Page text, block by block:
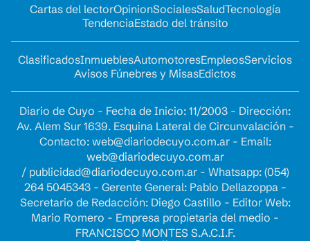
Cartas del lectorOpinionSocialesSaludTecnología
TendenciaEstado del tránsito
ClasificadosInmueblesAutomotoresEmpleosServicios
Avisos Fúnebres y MisasEdictos
Diario de Cuyo - Fecha de Inicio: 11/2003 - Dirección:
Av. Alem Sur 1639. Esquina Lateral de Circunvalación -
Contacto: web@diariodecuyo.com.ar- Email:
web@diariodecuyo.com.ar
/ publicidad@diariodecuyo.com.ar- Whatsapp: (054)
264 5045343 - Gerente General: Pablo Dellazoppa -
Secretario de Redacción: Diego Castillo - Editor Web:
Mario Romero - Empresa propietaria del medio -
FRANCISCO MONTES S.A.C.I.F.